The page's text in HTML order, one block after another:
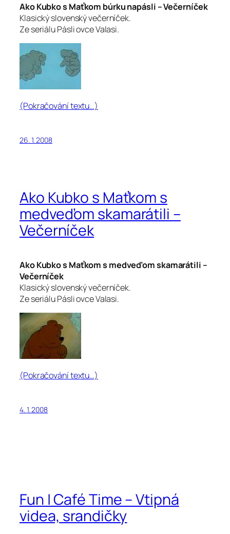
Ako Kubko s Maťkom búrku napásli – Večerníček
Klasický slovenský večerníček.
Ze seriálu Pásli ovce Valasi.
(Pokračování textu…)
26. 1. 2008
Ako Kubko s Maťkom s
medveďom skamarátili –
Večerníček
Ako Kubko s Maťkom s medveďom skamarátili –
Večerníček
Klasický slovenský večerníček.
Ze seriálu Pásli ovce Valasi.
(Pokračování textu…)
4. 1. 2008
Fun | Café Time – Vtipná
videa, srandičky